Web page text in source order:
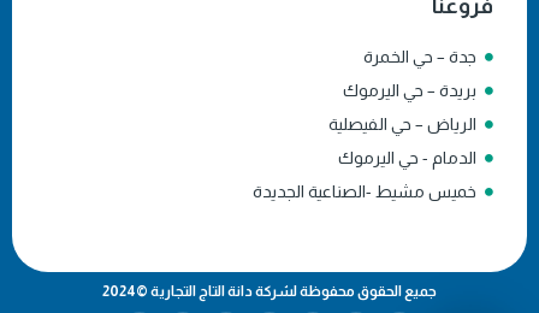
فروعنا
جدة – حي الخمرة
بريدة – حي اليرموك
الرياض – حي الفيصلية
الدمام - حي اليرموك
خميس مشيط -الصناعية الجديدة
جميع الحقوق محفوظة لشركة دانة التاج التجارية ©2024